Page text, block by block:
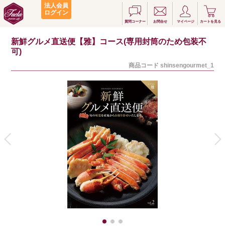
法人会員
ログイン
質問コーナー お問合せ マイページ カートを見る
新鮮グルメ直送便【雅】コース(専用封筒のため包装不
可)
商品コード shinsengourmet_1